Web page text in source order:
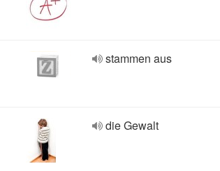
stammen aus
die Gewalt